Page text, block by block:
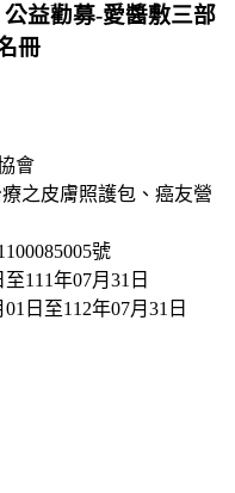
益勸募-愛醬敷三部
冊
會
之皮膚照護包、癌友營
號
111年07月31日
日至112年07月31日